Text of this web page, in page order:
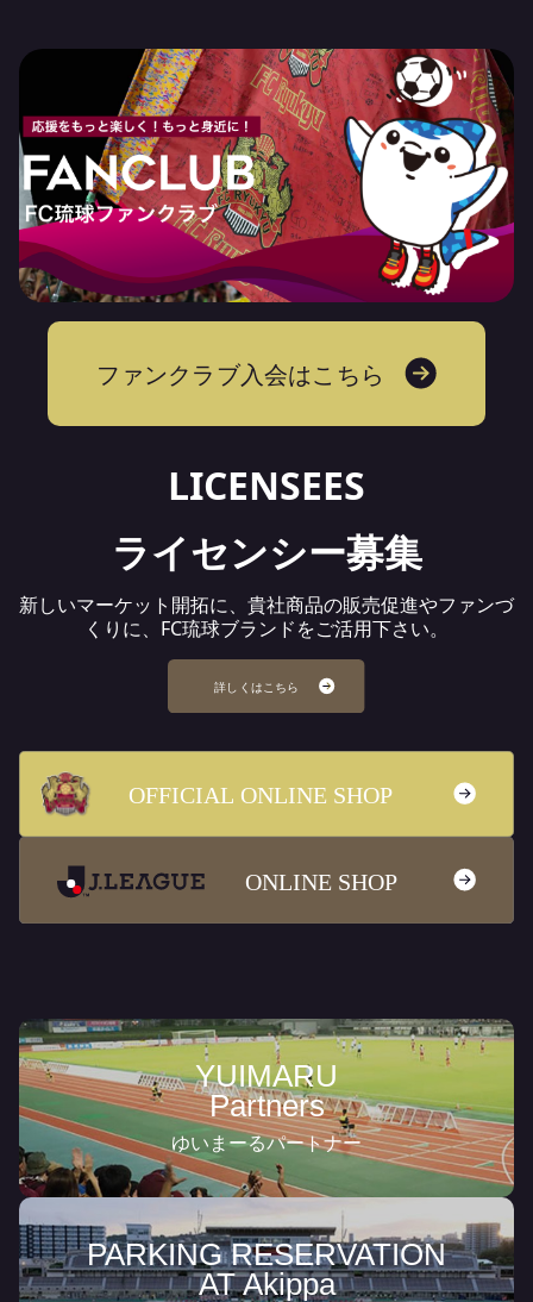
LICENSEES
ライセンシー募集
新しいマーケット開拓に、貴社商品の販売促進やファンづ
くりに、FC琉球ブランドをご活用下さい。
YUIMARU
Partners
ゆいまーるパートナー
PARKING RESERVATION
AT Akippa